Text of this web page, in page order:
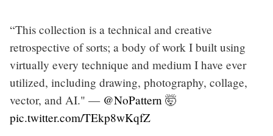
“This collection is a technical and creative
retrospective of sorts; a body of work I built using
virtually every technique and medium I have ever
utilized, including drawing, photography, collage,
vector, and AI." — @NoPattern 🤯
pic.twitter.com/TEkp8wKqfZ